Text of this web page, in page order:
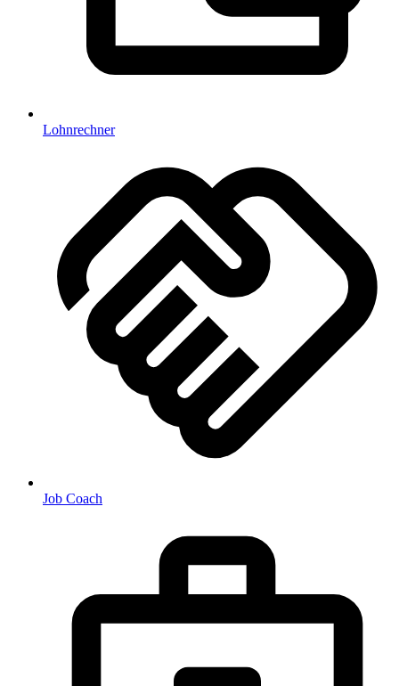
Lohnrechner
Job Coach